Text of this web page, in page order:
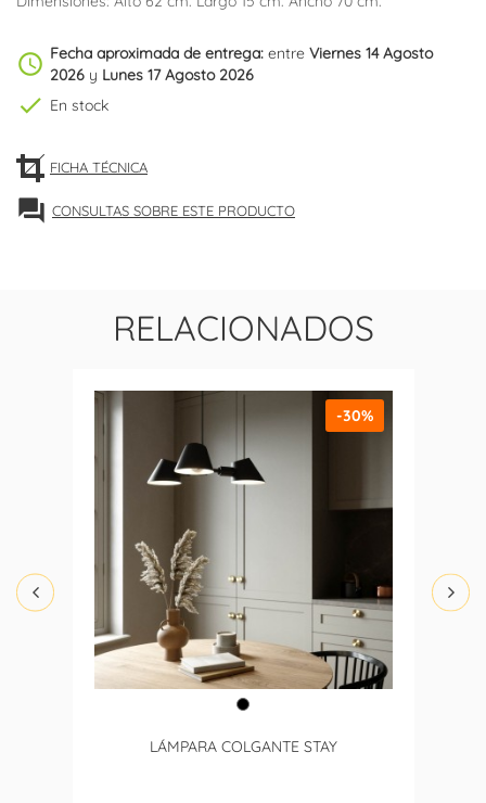
schedule Fecha aproximada de entrega: entre Viernes 14 Agosto
2026 y Lunes 17 Agosto 2026
check En stock
FICHA TÉCNICA
forum CONSULTAS SOBRE ESTE PRODUCTO
RELACIONADOS
LÁMPARA COLGANTE STAY
-30%